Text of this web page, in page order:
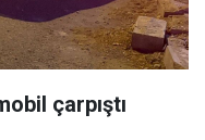
çarpıştı